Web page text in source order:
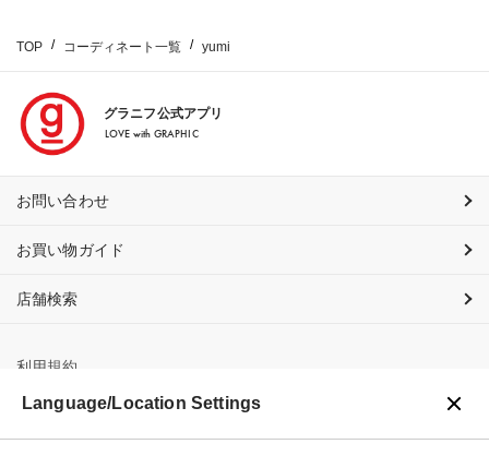
TOP コーディネート一覧 yumi
グラニフ公式アプリ
LOVE with GRAPHIC
お問い合わせ
お買い物ガイド
店舗検索
利用規約
プライバシーポリシー
Language/Location Settings